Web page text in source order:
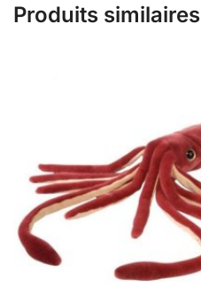
Produits similaires